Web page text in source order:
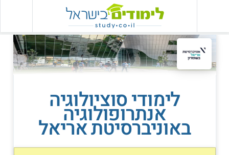
לימודי סוציולוגיה
אנתרופולוגיה
באוניברסיטת אריאל